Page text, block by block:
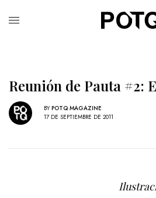
Reunión de Pauta #2:
BY POTQ MAGAZINE
17 DE SEPTIEMBRE DE 2011